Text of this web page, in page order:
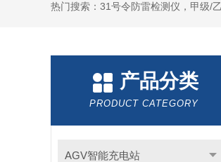
热门搜索：31号令防雷检测仪，甲级/
产品分类
PRODUCT CATEGORY
AGV智能充电站